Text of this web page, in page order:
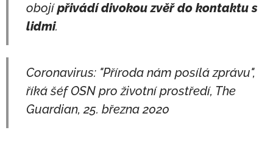
obojípřivádí divokou zvěř do kontaktu s
lidmi.
Coronavirus: "Příroda nám posílá zprávu",
říká šéf OSN pro životní prostředí, The
Guardian, 25. března 2020